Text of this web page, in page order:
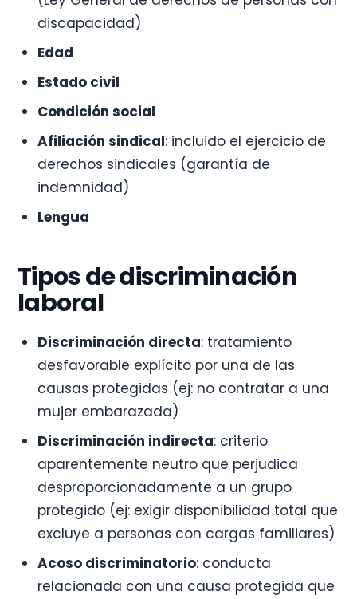
discapacidad)
Edad
Estado civil
Condición social
Afiliación sindical: incluido el ejercicio de
derechos sindicales (garantía de
indemnidad)
Lengua
Tipos de discriminación
laboral
Discriminación directa: tratamiento
desfavorable explícito por una de las
causas protegidas (ej: no contratar a una
mujer embarazada)
Discriminación indirecta: criterio
aparentemente neutro que perjudica
desproporcionadamente a un grupo
protegido (ej: exigir disponibilidad total que
excluye a personas con cargas familiares)
Acoso discriminatorio: conducta
relacionada con una causa protegida que